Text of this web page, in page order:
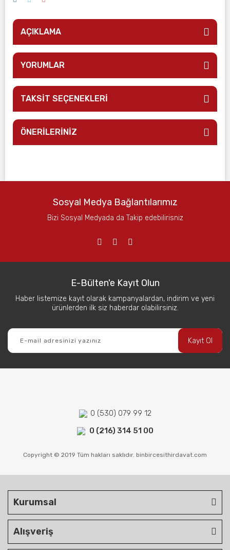
AÇIKLAMA
YORUMLAR
TAKSİT SEÇENEKLERİ
ÖNERİLERİNİZ
Sosyal Medya Bağlantılarımız
Bizi Sosyal Medyada da Takip edebilirisniz
E-Bülten'e Kayıt Olun
Haber listemize kayıt olarak kampanyalardan, indirim ve yeni
ürünlerden ilk siz haberdar olabilirsiniz.
Kayıt Ol
0 (530) 079 99 12
0 (216) 314 51 00
Copyright © 2019 Tüm hakları saklıdır. binbircesithirdavat.com
Kurumsal
Alışveriş